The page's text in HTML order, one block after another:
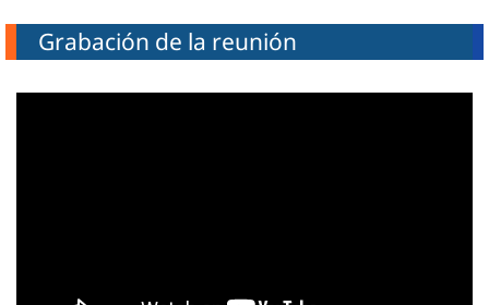
Grabación de la reunión